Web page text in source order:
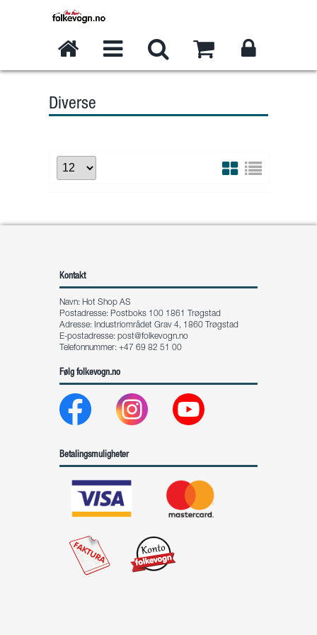
Diverse
Kontakt
Navn: Hot Shop AS
Postadresse: Postboks 100 1861 Trøgstad
Adresse: Industriområdet Grav 4, 1860 Trøgstad
E-postadresse: post@folkevogn.no
Telefonnummer: +47 69 82 51 00
Følg folkevogn.no
Betalingsmuligheter